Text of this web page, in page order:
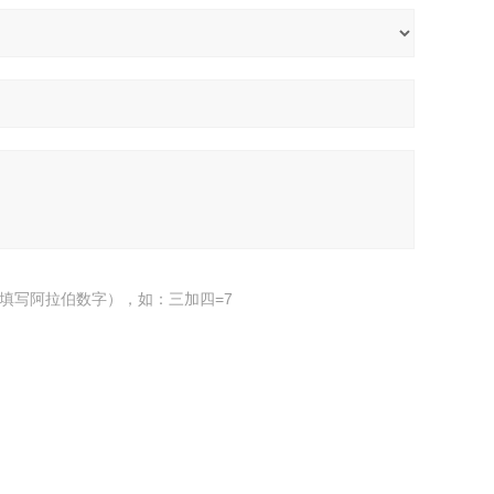
写阿拉伯数字），如：三加四=7